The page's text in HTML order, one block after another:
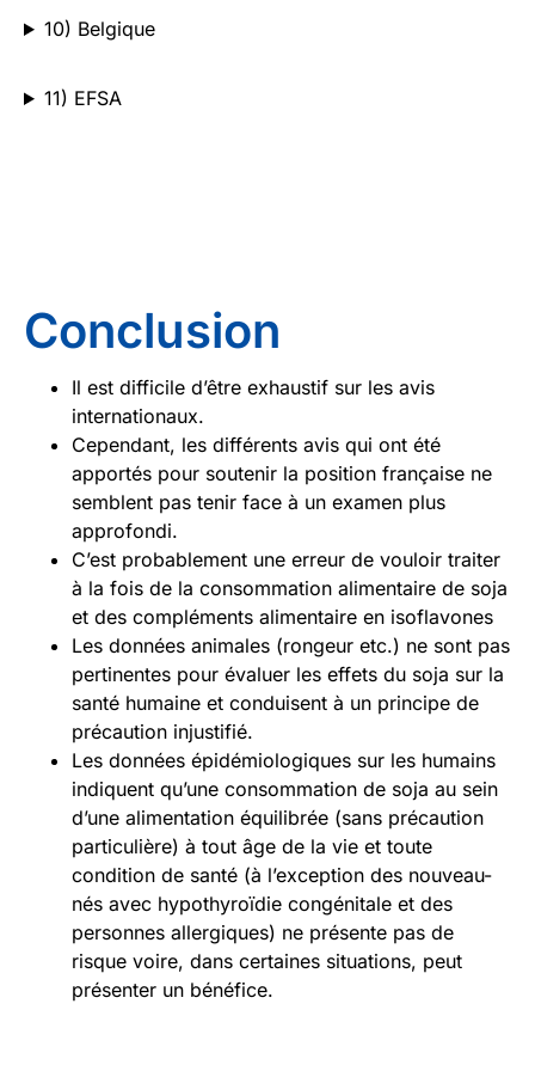
10) Belgique
11) EFSA
Conclusion
Il est difficile d’être exhaustif sur les avis
internationaux.
Cependant, les différents avis qui ont été
apportés pour soutenir la position française ne
semblent pas tenir face à un examen plus
approfondi.
C’est probablement une erreur de vouloir traiter
à la fois de la consommation alimentaire de soja
et des compléments alimentaire en isoflavones
Les données animales (rongeur etc.) ne sont pas
pertinentes pour évaluer les effets du soja sur la
santé humaine et conduisent à un principe de
précaution injustifié.
Les données épidémiologiques sur les humains
indiquent qu’une consommation de soja au sein
d’une alimentation équilibrée (sans précaution
particulière) à tout âge de la vie et toute
condition de santé (à l’exception des nouveau-
nés avec hypothyroïdie congénitale et des
personnes allergiques) ne présente pas de
risque voire, dans certaines situations, peut
présenter un bénéfice.